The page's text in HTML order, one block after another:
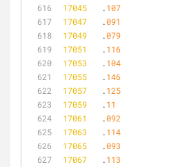
17045
	.
107
17047
	.
091
17049
	.
079
17051
	.
116
17053
	.
104
17055
	.
146
17057
	.
125
17059
	.
11
17061
	.
092
17063
	.
114
17065
	.
093
17067
	.
113